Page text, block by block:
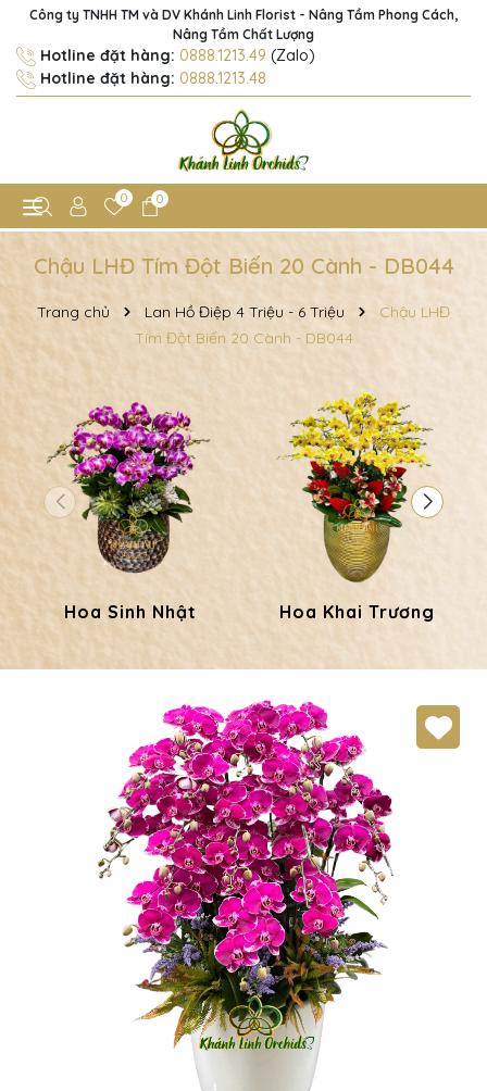
Công ty TNHH TM và DV Khánh Linh Florist - Nâng Tầm Phong Cách,
Nâng Tầm Chất Lượng
Hotline đặt hàng: 0888.1213.49 (Zalo)
Hotline đặt hàng: 0888.1213.48
0 0
Chậu LHĐ Tím Đột Biến 20 Cành - DB044
Trang chủ Lan Hồ Điệp 4 Triệu - 6 Triệu
Chậu LHĐ
Tím Đột Biến 20 Cành - DB044
Hoa Sinh Nhật Hoa Khai Trương